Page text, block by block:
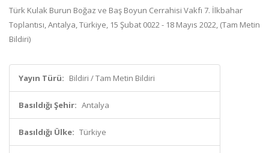
Türk Kulak Burun Boğaz ve Baş Boyun Cerrahisi Vakfı 7. İlkbahar
Toplantısı, Antalya, Türkiye, 15 Şubat 0022 - 18 Mayıs 2022, (Tam Metin
Bildiri)
Yayın Türü: Bildiri / Tam Metin Bildiri
Basıldığı Şehir: Antalya
Basıldığı Ülke: Türkiye